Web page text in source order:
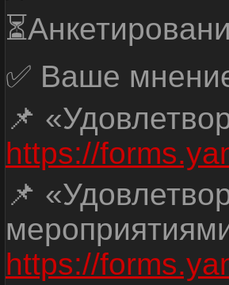
✅ Ваше
📌
https://
📌
https://